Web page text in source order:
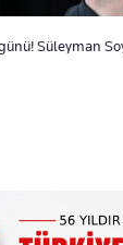
Süleyman